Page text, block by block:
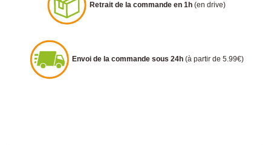
Retrait de la commande en 1h (en drive)
Envoi de la commande sous 24h (à partir de 5.99€)